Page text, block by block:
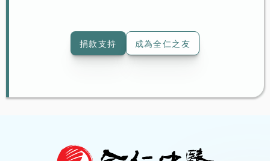
捐款支持 成為全仁之友